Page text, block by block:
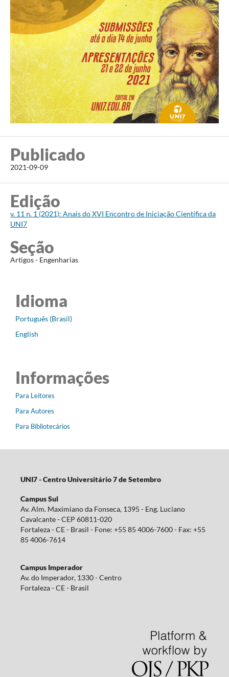
Publicado
2021-09-09
Edição
v. 11 n. 1 (2021): Anais do XVI Encontro de Iniciação Científica da
UNI7
Seção
Artigos - Engenharias
Idioma
Português (Brasil)
English
Informações
Para Leitores
Para Autores
Para Bibliotecários
UNI7 - Centro Universitário 7 de Setembro
Campus Sul
Av. Alm. Maximiano da Fonseca, 1395 - Eng. Luciano
Cavalcante - CEP 60811-020
Fortaleza - CE - Brasil - Fone: +55 85 4006-7600 - Fax: +55
85 4006-7614
Campus Imperador
Av. do Imperador, 1330 - Centro
Fortaleza - CE - Brasil